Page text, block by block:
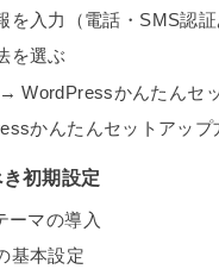
入力（電話・SMS認証
を選ぶ
WordPressかんたんセ
かんたんセットアップ
初期設定
ーマの導入
基本設定